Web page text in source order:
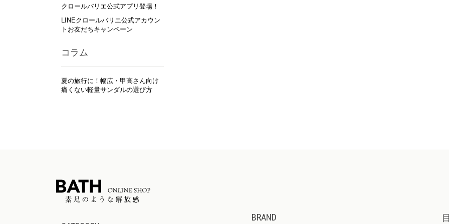
クロールバリエ公式アプリ登場！
LINEクロールバリエ公式アカウン
トお友だちキャンペーン
コラム
夏の旅行に！幅広・甲高さん向け
痛くない軽量サンダルの選び方
BRAND